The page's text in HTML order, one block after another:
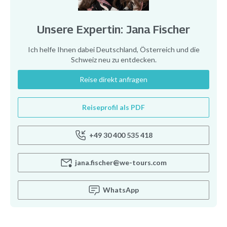
Unsere Expertin: Jana Fischer
Ich helfe Ihnen dabei Deutschland, Österreich und die
Schweiz neu zu entdecken.
Reise direkt anfragen
Reiseprofil als PDF
+49 30 400 535 418
jana.fischer@we-tours.com
WhatsApp